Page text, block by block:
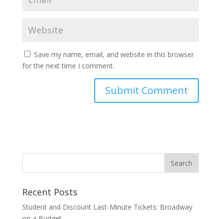
Save my name, email, and website in this browser
for the next time I comment.
Recent Posts
Student and Discount Last-Minute Tickets: Broadway